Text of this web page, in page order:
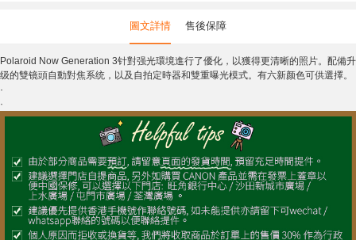
圖文詳情 售後保障
Polaroid Now Generation 3针對强光環境進行了優化，以獲得更清晰的照片。配備升
级的雙镜頭自動對焦系统，以及自拍定時器和雙重曝光模式。有六新颜色可供選擇。
·
·